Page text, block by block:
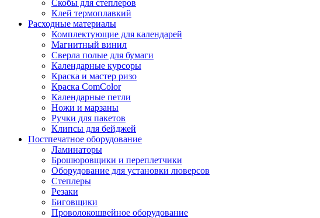
Скобы для степлеров
Клей термоплавкий
Расходные материалы
Комплектующие для календарей
Магнитный винил
Сверла полые для бумаги
Календарные курсоры
Краска и мастер ризо
Краска ComColor
Календарные петли
Ножи и марзаны
Ручки для пакетов
Клипсы для бейджей
Постпечатное оборудование
Ламинаторы
Брошюровщики и переплетчики
Оборудование для установки люверсов
Степлеры
Резаки
Биговщики
Проволокошвейное оборудование